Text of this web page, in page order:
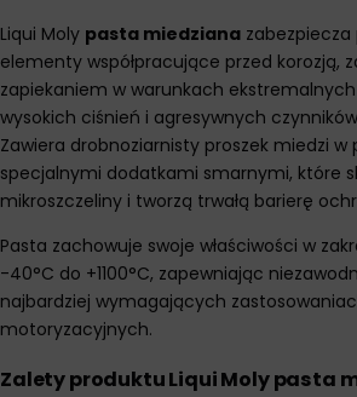
Liqui Moly pasta miedziana zabezpiecza
elementy współpracujące przed korozją,
zapiekaniem w warunkach
wysokich ciśnień i agresywnych
Zawiera drobnoziarnisty proszek miedzi w
specjalnymi dodatkami smarnymi, które
mikroszczeliny i tworzą trwałą barierę
Pasta zachowuje swoje właściwości w
-40°C do +1100°C, zapewniając
najbardziej wymagających
motoryzacyjnych.
Zalety produktu Liqui Moly pasta